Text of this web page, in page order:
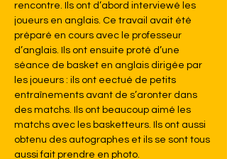
rencontre. Ils ont d’abord interviewé les
joueurs en anglais. Ce travail avait été
préparé en cours avec le professeur
d’anglais. Ils ont ensuite proté d’une
séance de basket en anglais dirigée par
les joueurs : ils ont eectué de petits
entraînements avant de s’aronter dans
des matchs. Ils ont beaucoup aimé les
matchs avec les basketteurs. Ils ont aussi
obtenu des autographes et ils se sont tous
aussi fait prendre en photo.